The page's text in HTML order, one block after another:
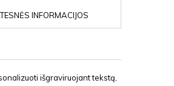
INFORMACIJOS
išgraviruojant tekstą,